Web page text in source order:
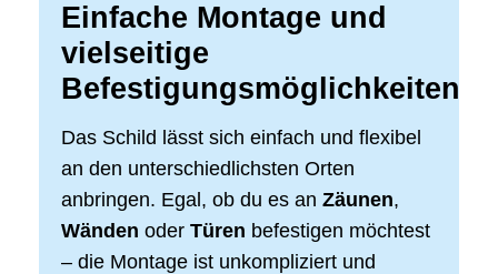
Einfache Montage und
vielseitige
Befestigungsmöglichkeiten
Das Schild lässt sich einfach und flexibel
an den unterschiedlichsten Orten
anbringen. Egal, ob du es an Zäunen,
Wänden oder Türen befestigen möchtest
– die Montage ist unkompliziert und